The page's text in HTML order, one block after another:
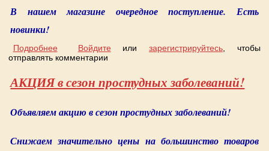
В нашем магазине очередное поступление. Есть
новинки!
Подробнее о Поступление в магазин. Новинки!
Войдите или зарегистрируйтесь, чтобы
отправлять комментарии
АКЦИЯ в сезон простудных заболеваний!
Объявляем акцию в сезон простудных заболеваний!
Снижаем значительно цены на большинство товаров